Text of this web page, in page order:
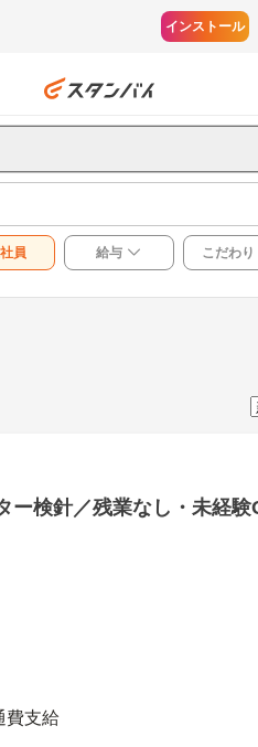
インストール
員 給与 こだわり
ー検針／残業なし・未経
費支給